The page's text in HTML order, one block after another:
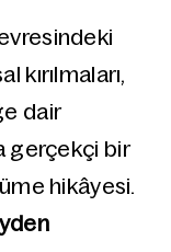
kırılmaları,
dair
gerçekçi bir
hikâyesi.